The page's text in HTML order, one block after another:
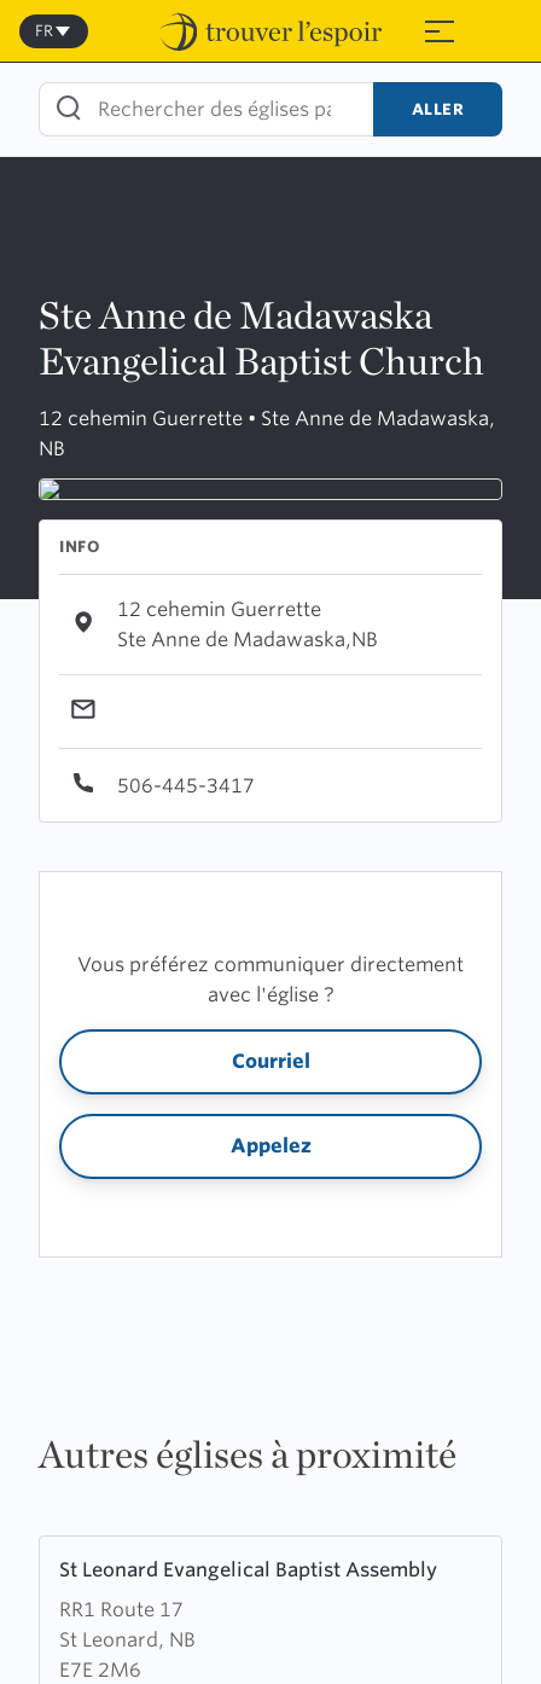
Skip
content
≡
FR
ALLER
Ste Anne de Madawaska
Evangelical Baptist Church
12 cehemin Guerrette • Ste Anne de Madawaska,
NB
INFO
12 cehemin Guerrette
Ste Anne de Madawaska,NB
506-445-3417
Vous préférez communiquer directement
avec l'église ?
Courriel
Appelez
Autres églises à proximité
St Leonard Evangelical Baptist Assembly
RR1 Route 17
St Leonard, NB
E7E 2M6
more
about
Leonard